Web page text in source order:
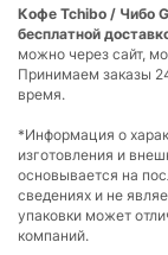
Кофе Tchibo / Чибо
бесплатной
можно через сайт,
Принимаем заказы
время.
*Информация о
изготовления и
основывается на
сведениях и не
упаковки может
компаний.